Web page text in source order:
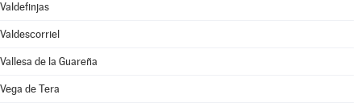
Valdefinjas
Valdescorriel
Vallesa de la Guareña
Vega de Tera